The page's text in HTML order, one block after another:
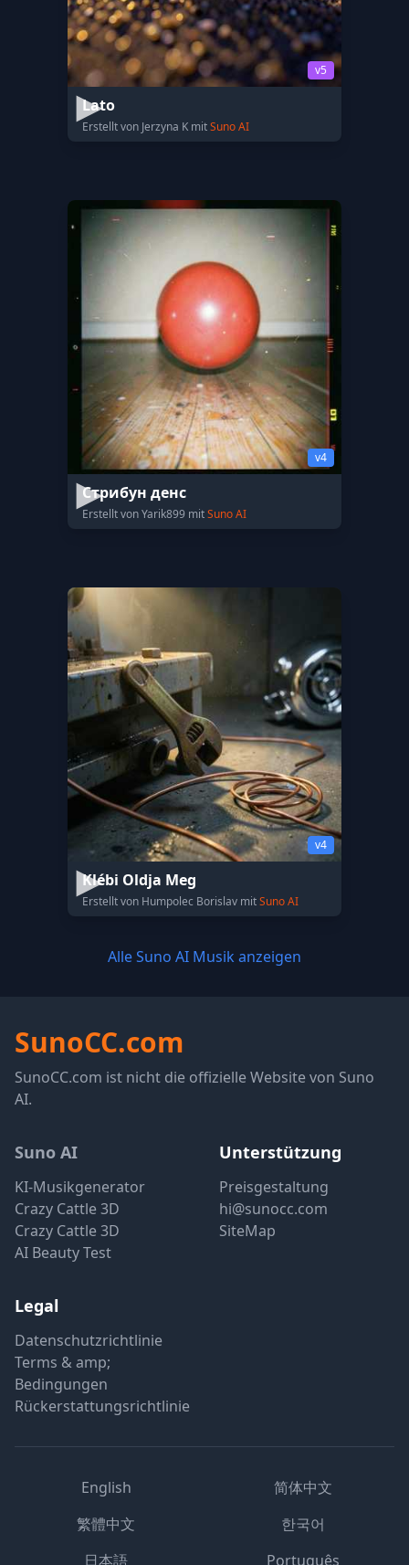
v5
Lato
Erstellt von Jerzyna K mitSuno AI
v4
Стрибун денс
Erstellt von Yarik899 mitSuno AI
v4
Klébi Oldja Meg
Erstellt von Humpolec Borislav mitSuno AI
Alle Suno AI Musik anzeigen
SunoCC.com
SunoCC.com ist nicht die offizielle Website von Suno
AI.
Suno AI
KI-Musikgenerator
Crazy Cattle 3D
Crazy Cattle 3D
AI Beauty Test
Unterstützung
Preisgestaltung
hi@sunocc.com
SiteMap
Legal
Datenschutzrichtlinie
Terms & amp;
Bedingungen
Rückerstattungsrichtlinie
English
简体中文
繁體中文
한국어
日本語
Português